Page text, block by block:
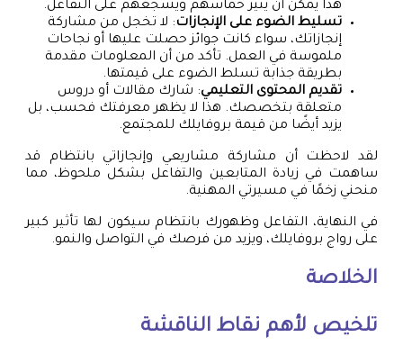
هذا يمكن أن يثير حماسهم ويشجعهم على التفاعل.
تسليط الضوء على الإنجازات: لا تخجل من مشاركة
إنجازاتك، سواء كانت جوائز حصلت عليها أو نجاحات
ملموسة في العمل. تأكد من أن المعلومات مقدمة
بطريقة جذابة تسلط الضوء على قيمتها.
تقديم المحتوى التعليمي: شارك مقالات أو دروس
متعلقة بتخصصك. هذا لا يظهر معرفتك فحسب، بل
يزيد أيضًا من قيمة بروفايلك للمجتمع.
لقد لاحظت أن مشاركة مشاريعي وإنجازاتي بانتظام قد
ساهمت في زيادة المتابعين والتفاعل بشكل ملحوظ، مما
منحني زخمًا في مسيرتي المهنية.
في النهاية، التفاعل وظهورك بانتظام سيكون لها تأثير كبير
على رواج بروفايلك، ويزيد من فرصك في التواصل والنمو.
الخلاصة
تلخيص لأهم نقاط الناقشة